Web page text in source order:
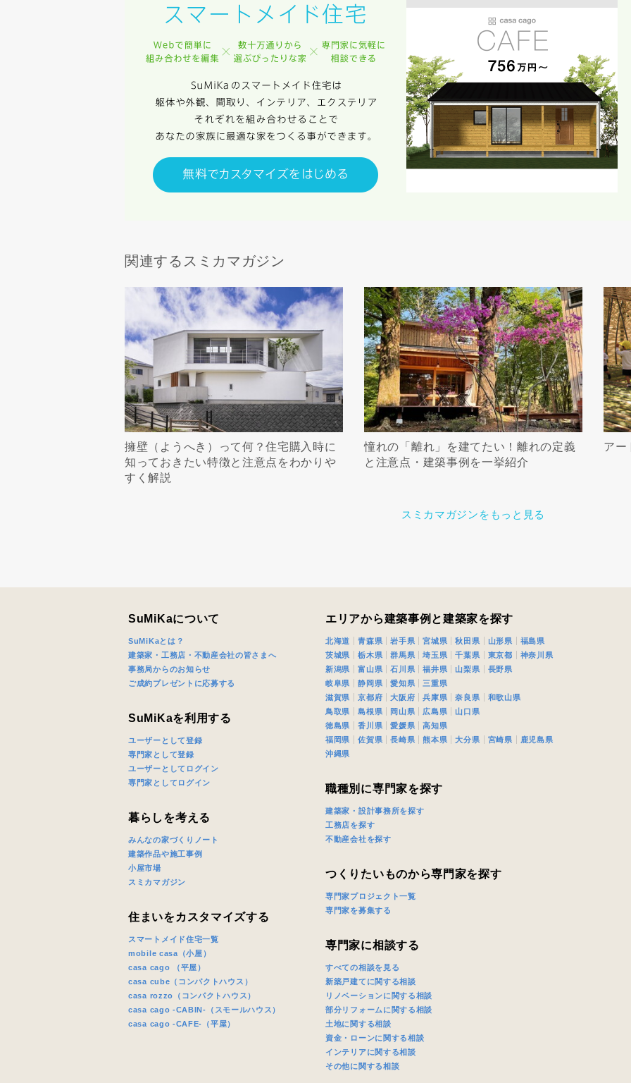
関連するスミカマガジン
擁壁（ようへき）って何？住宅購入時に
知っておきたい特徴と注意点をわかりや
すく解説
憧れの「離れ」を建てたい！離れの定義
と注意点・建築事例を一挙紹介
アー
スミカマガジンをもっと見る
完成希望時期
同居する家族構成
資料請求にあたっての注意事項
当社は，当社のプライバシーポリシー
当社はお客様からいただいた個人情報を，お客様が指定された専門家へ提供すること、また
当社は、お客様が本サービスを利用することにより第三者との間で生じた紛争等について一
キャンセル 入力内容を送信する
SuMiKaについて
SuMiKaとは？
建築家・工務店・不動産会社の皆さまへ
事務局からのお知らせ
ご成約プレゼントに応募する
SuMiKaを利用する
ユーザーとして登録
専門家として登録
ユーザーとしてログイン
専門家としてログイン
暮らしを考える
みんなの家づくりノート
建築作品や施工事例
小屋市場
スミカマガジン
住まいをカスタマイズする
スマートメイド住宅一覧
mobile casa（小屋）
casa cago （平屋）
casa cube（コンパクトハウス）
casa rozzo（コンパクトハウス）
casa cago -CABIN-（スモールハウス）
casa cago -CAFE-（平屋）
エリアから建築事例と建築家を探す
北海道 青森県 岩手県 宮城県 秋田県 山形県
福島県
茨城県
栃木県 群馬県 埼玉県 千葉県 東京都
神奈川県
新潟県
富山県 石川県 福井県 山梨県
長野県
岐阜県
静岡県 愛知県
三重県
滋賀県
京都府 大阪府 兵庫県 奈良県
和歌山県
鳥取県
島根県 岡山県 広島県
山口県
徳島県
香川県 愛媛県
高知県
福岡県
佐賀県 長崎県 熊本県 大分県 宮崎県
鹿児島県
沖縄県
職種別に専門家を探す
建築家・設計事務所を探す
工務店を探す
不動産会社を探す
つくりたいものから専門家を探す
専門家プロジェクト一覧
専門家を募集する
専門家に相談する
すべての相談を見る
新築戸建てに関する相談
リノベーションに関する相談
部分リフォームに関する相談
土地に関する相談
資金・ローンに関する相談
インテリアに関する相談
その他に関する相談